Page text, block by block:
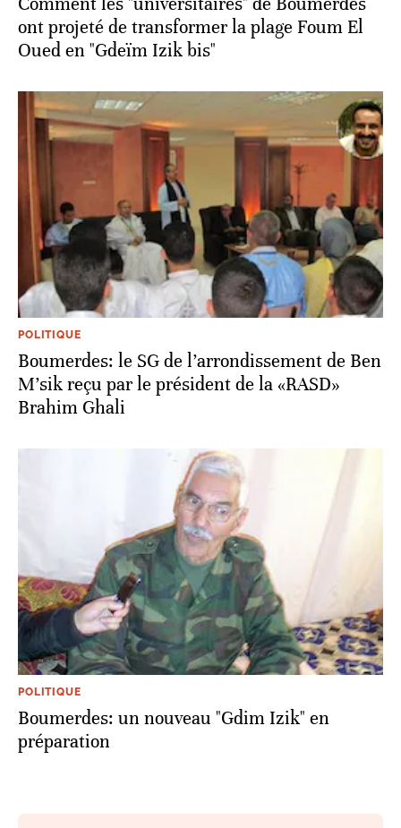
ont projeté de transformer la plage Foum El
Oued en "Gdeïm Izik bis"
POLITIQUE
Boumerdes: le SG de l’arrondissement de Ben
M’sik reçu par le président de la «RASD»
Brahim Ghali
POLITIQUE
Boumerdes: un nouveau "Gdim Izik" en
préparation